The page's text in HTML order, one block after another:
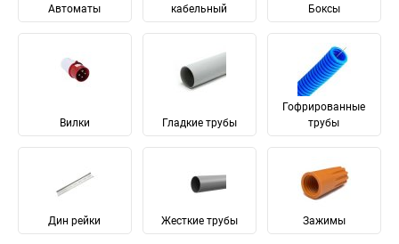
Автоматы
кабельный
Боксы
Вилки Гладкие трубы
Гофрированные
трубы
Дин рейки Жесткие трубы Зажимы